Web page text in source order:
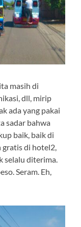
masih di
dll, mirip
ada yang pakai
sadar bahwa
baik, baik di
di hotel2,
selalu diterima.
Seram. Eh,